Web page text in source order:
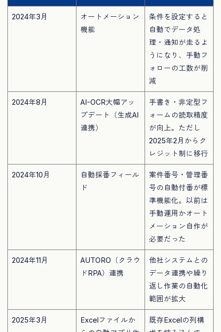
2024年3月
オートメーション
機能
条件を設定すると
自動でデータ処
理・通知が走るよ
うになり、手動フ
ォローの工数が削
減
2024年8月
AI-OCR大幅アッ
プデート（生成AI
連携）
手書き・非定型フ
ォームの読取精度
が向上。ただし
2025年2月からク
レジット制に移行
2024年10月
自動採番フィール
ド
案件番号・管理番
号の自動付番が標
準機能化。以前は
手動運用かオート
メーション自作が
必要だった
2024年11月
AUTORO（クラウ
ドRPA）連携
他社システムとの
データ連携や繰り
返し作業の自動化
範囲が拡大
2025年3月
Excelファイルか
既存Excelの列構